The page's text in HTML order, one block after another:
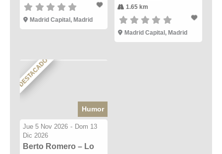
Madrid Capital, Madrid
1.65 km
Madrid Capital, Madrid
DESTACADO
Humor
Jue 5 Nov 2026 - Dom 13
Dic 2026
Berto Romero – Lo